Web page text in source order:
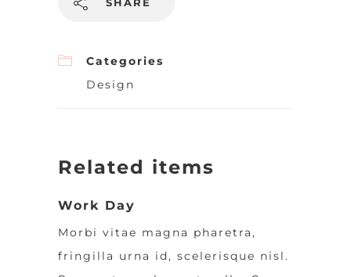
Categories
Design
Related items
Work Day
Morbi vitae magna pharetra,
fringilla urna id, scelerisque nisl.